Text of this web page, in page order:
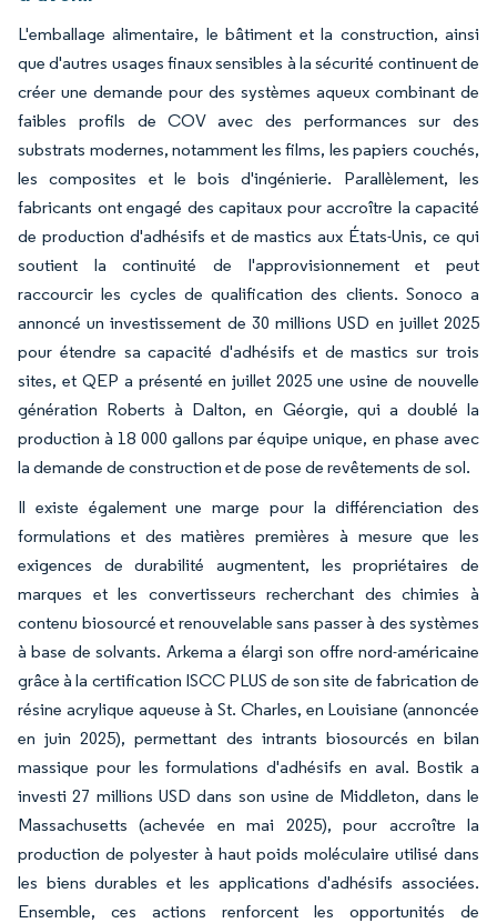
L'emballage alimentaire, le bâtiment et la construction, ainsi
que d'autres usages finaux sensibles à la sécurité continuent de
créer une demande pour des systèmes aqueux combinant de
faibles profils de COV avec des performances sur des
substrats modernes, notamment les films, les papiers couchés,
les composites et le bois d'ingénierie. Parallèlement, les
fabricants ont engagé des capitaux pour accroître la capacité
de production d'adhésifs et de mastics aux États-Unis, ce qui
soutient la continuité de l'approvisionnement et peut
raccourcir les cycles de qualification des clients. Sonoco a
annoncé un investissement de 30 millions USD en juillet 2025
pour étendre sa capacité d'adhésifs et de mastics sur trois
sites, et QEP a présenté en juillet 2025 une usine de nouvelle
génération Roberts à Dalton, en Géorgie, qui a doublé la
production à 18 000 gallons par équipe unique, en phase avec
la demande de construction et de pose de revêtements de sol.
Il existe également une marge pour la différenciation des
formulations et des matières premières à mesure que les
exigences de durabilité augmentent, les propriétaires de
marques et les convertisseurs recherchant des chimies à
contenu biosourcé et renouvelable sans passer à des systèmes
à base de solvants. Arkema a élargi son offre nord-américaine
grâce à la certification ISCC PLUS de son site de fabrication de
résine acrylique aqueuse à St. Charles, en Louisiane (annoncée
en juin 2025), permettant des intrants biosourcés en bilan
massique pour les formulations d'adhésifs en aval. Bostik a
investi 27 millions USD dans son usine de Middleton, dans le
Massachusetts (achevée en mai 2025), pour accroître la
production de polyester à haut poids moléculaire utilisé dans
les biens durables et les applications d'adhésifs associées.
Ensemble, ces actions renforcent les opportunités de